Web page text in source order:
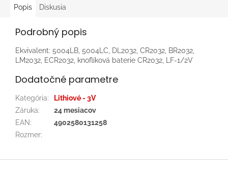
Popis Diskusia
Podrobný popis
Ekvivalent: 5004LB, 5004LC, DL2032, CR2032, BR2032,
LM2032, ECR2032, knoflíková baterie CR2032, LF-1/2V
Dodatočné parametre
Kategória:
Lithiové - 3V
Záruka:
24 mesiacov
EAN:
4902580131258
Rozmer:
Z